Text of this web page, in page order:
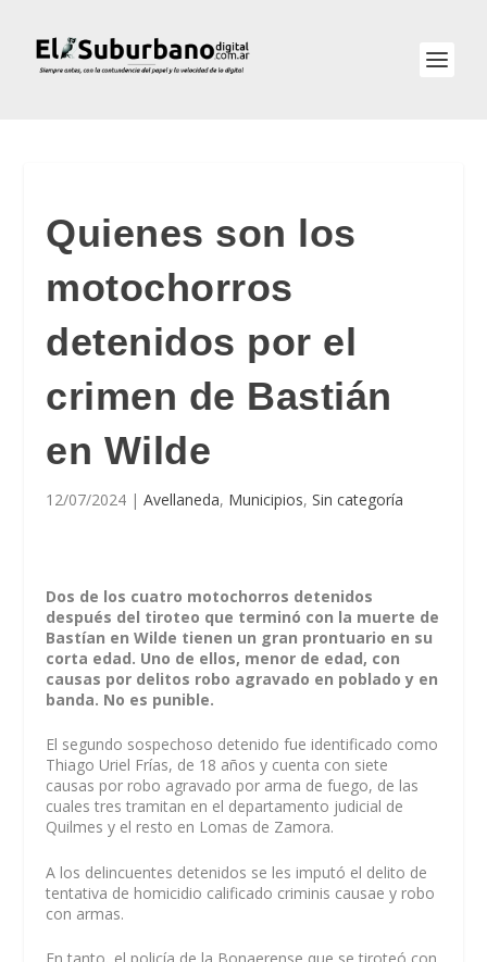
Quienes son los
motochorros
detenidos por el
crimen de Bastián
en Wilde
12/07/2024 |Avellaneda, Municipios,Sin categoría
Dos de los cuatro motochorros detenidos
después del tiroteo que terminó con la muerte de
Bastían en Wilde tienen un gran prontuario en su
corta edad. Uno de ellos, menor de edad, con
causas por delitos robo agravado en poblado y en
banda. No es punible.
El segundo sospechoso detenido fue identificado como
Thiago Uriel Frías, de 18 años y cuenta con siete
causas por robo agravado por arma de fuego, de las
cuales tres tramitan en el departamento judicial de
Quilmes y el resto en Lomas de Zamora.
A los delincuentes detenidos se les imputó el delito de
tentativa de homicidio calificado criminis causae y robo
con armas.